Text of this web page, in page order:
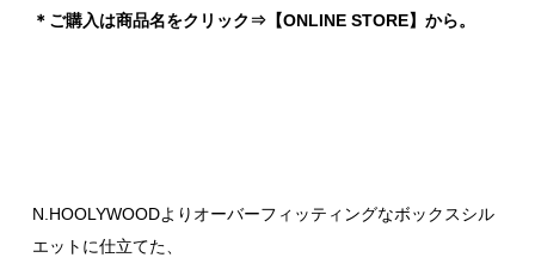
＊ご購入は商品名をクリック⇒【ONLINE STORE】から。
N.HOOLYWOODよりオーバーフィッティングなボックスシル
エットに仕立てた、